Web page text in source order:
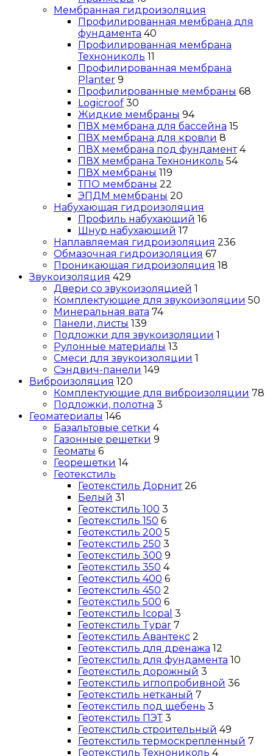
Мембранная гидроизоляция
Профилированная мембрана для
фундамента 40
Профилированная мембрана
Технониколь 11
Профилированная мембрана
Planter 9
Профилированные мембраны 68
Logicroof 30
Жидкие мембраны 94
ПВХ мембрана для бассейна 15
ПВХ мембрана для кровли 8
ПВХ мембрана под фундамент 4
ПВХ мембрана Технониколь 54
ПВХ мембраны 119
ТПО мембраны 22
ЭПДМ мембраны 20
Набухающая гидроизоляция
Профиль набухающий 16
Шнур набухающий 17
Наплавляемая гидроизоляция 236
Обмазочная гидроизоляция 67
Проникающая гидроизоляция 18
Звукоизоляция 429
Двери со звукоизоляцией 1
Комплектующие для звукоизоляции 50
Минеральная вата 74
Панели, листы 139
Подложки для звукоизоляции 1
Рулонные материалы 13
Смеси для звукоизоляции 1
Сэндвич-панели 149
Виброизоляция 120
Комплектующие для виброизоляции 78
Подложки, полотна 3
Геоматериалы 146
Базальтовые сетки 4
Газонные решетки 9
Геоматы 6
Георешетки 14
Геотекстиль
Геотекстиль Дорнит 26
Белый 31
Геотекстиль 100 3
Геотекстиль 150 6
Геотекстиль 200 5
Геотекстиль 250 3
Геотекстиль 300 9
Геотекстиль 350 4
Геотекстиль 400 6
Геотекстиль 450 2
Геотекстиль 500 6
Геотекстиль Icopal 3
Геотекстиль Typar 7
Геотекстиль Авантекс 2
Геотекстиль для дренажа 12
Геотекстиль для фундамента 10
Геотекстиль дорожный 3
Геотекстиль иглопробивной 36
Геотекстиль нетканый 7
Геотекстиль под щебень 3
Геотекстиль ПЭТ 3
Геотекстиль строительный 49
Геотекстиль термоскрепленный 7
Геотекстиль Технониколь 4